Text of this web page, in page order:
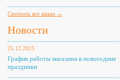
Смотреть все акции →
Новости
25.12.2025
График работы магазина в новогодние
праздники